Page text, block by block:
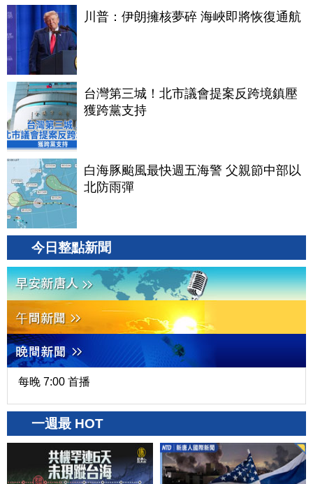
川普：伊朗擁核夢碎 海峽即將恢復通航
台灣第三城！北市議會提案反跨境鎮壓
獲跨黨支持
白海豚颱風最快週五海警 父親節中部以
北防雨彈
今日整點新聞
每晚 7:00 首播
一週最 HOT